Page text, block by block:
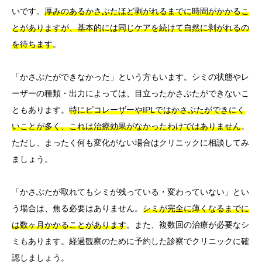
いです。 厚みのあるかさぶたほど剥がれるまでに時間がかかるこ
とがありますが、基本的には同じケアを続けて自然に剥がれるの
を待ちます。
「かさぶたができなかった」という方もいます。シミの状態やレ
ーザーの種類・出力によっては、目立ったかさぶたができないこ
ともあります。 特にピコレーザーやIPLではかさぶたができにく
いことが多く、これは治療効果がなかったわけではありません。
ただし、まったく何も変化がない場合はクリニックに相談してみ
ましょう。
「かさぶたが取れてもシミが残っている・変わっていない」とい
う場合は、焦る必要はありません。 シミが完全に薄くなるまでに
は数ヶ月かかることがあります。また、複数回の治療が必要なシ
ミもあります。経過観察のために予約した診察でクリニックに確
認しましょう。